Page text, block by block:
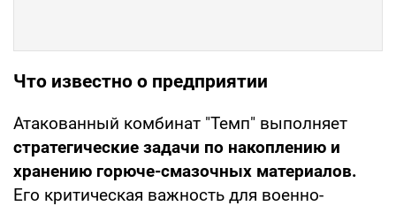
Что известно о предприятии
Атакованный комбинат "Темп" выполняет
стратегические задачи по накоплению и
хранению горюче-смазочных материалов.
Его критическая важность для военно-